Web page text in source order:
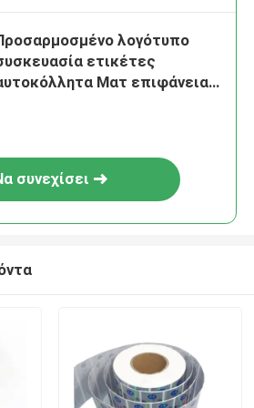
λογότυπο
ετικέτες
Ματ επιφάνεια
συνεχίσει